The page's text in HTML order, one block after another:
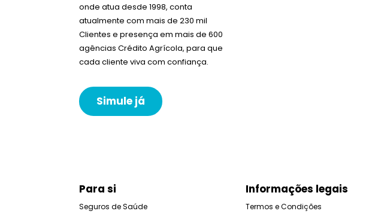
onde atua desde 1998, conta
atualmente com mais de 230 mil
Clientes e presença em mais de 600
agências Crédito Agrícola, para que
cada cliente viva com confiança.
Simule já
Para si
Seguros de Saúde
Informações legais
Termos e Condições